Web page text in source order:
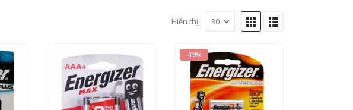
Hiển thị:
0out of 5
-19%
0out of 5